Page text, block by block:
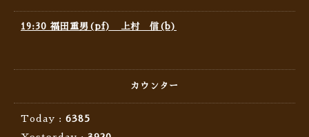
19:30 福田重男(pf) 上村 信(b)
カウンター
Today : 6385